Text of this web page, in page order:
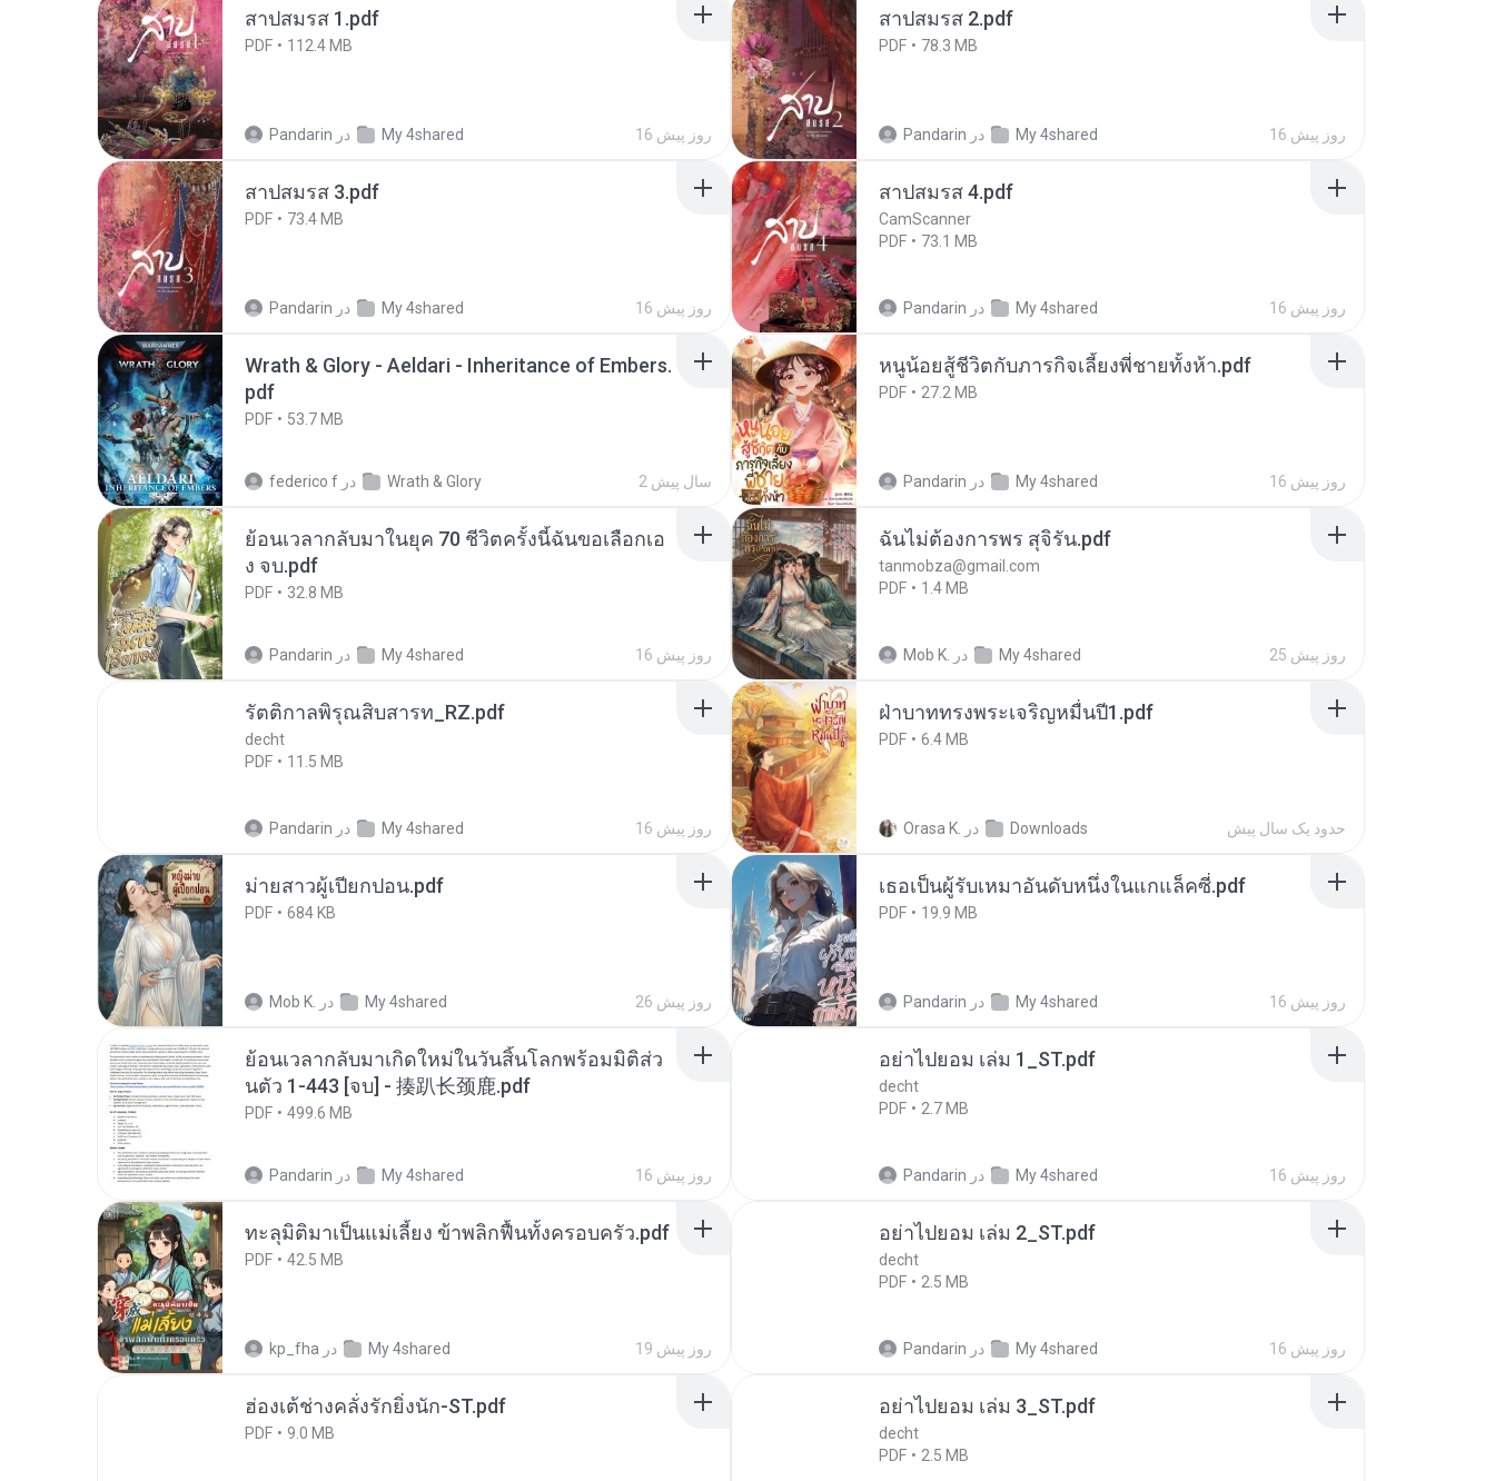
สาปสมรส 1.pdf
PDF 112.4 MB
Pandarin در My 4shared 16 روز پیش
สาปสมรส 2.pdf
PDF 78.3 MB
Pandarin در My 4shared 16 روز پیش
สาปสมรส 3.pdf
PDF 73.4 MB
Pandarin در My 4shared 16 روز پیش
สาปสมรส 4.pdf
CamScanner
PDF
73.1 MB
Pandarin در My 4shared 16 روز پیش
Wrath & Glory - Aeldari - Inheritance of Embers.
pdf
PDF 53.7 MB
federico f در Wrath & Glory 2 سال پیش
หนูน้อยสู้ชีวิตกับภารกิจเลี้ยงพี่ชายทั้งห้า.pdf
PDF 27.2 MB
Pandarin در My 4shared 16 روز پیش
ย้อนเวลากลับมาในยุค 70 ชีวิตครั้งนี้ฉันขอเลือกเอ
ง จบ.pdf
PDF 32.8 MB
Pandarin در My 4shared 16 روز پیش
ฉันไม่ต้องการพร สุจิรัน.pdf
tanmobza@gmail.com
PDF
1.4 MB
Mob K. در My 4shared 25 روز پیش
รัตติกาลพิรุณสิบสารท_RZ.pdf
decht
PDF
11.5 MB
Pandarin در My 4shared 16 روز پیش
ฝ่าบาททรงพระเจริญหมื่นปี1.pdf
PDF 6.4 MB
Orasa K. در Downloads حدود یک سال پیش
ม่ายสาวผู้เปียกปอน.pdf
PDF 684 KB
Mob K. در My 4shared 26 روز پیش
เธอเป็นผู้รับเหมาอันดับหนึ่งในแกแล็คซี่.pdf
PDF 19.9 MB
Pandarin در My 4shared 16 روز پیش
ย้อนเวลากลับมาเกิดใหม่ในวันสิ้นโลกพร้อมมิติส่ว
นตัว 1-443 [จบ] - 揍趴长颈鹿.pdf
PDF 499.6 MB
Pandarin در My 4shared 16 روز پیش
อย่าไปยอม เล่ม 1_ST.pdf
decht
PDF
2.7 MB
Pandarin در My 4shared 16 روز پیش
ทะลุมิติมาเป็นแม่เลี้ยง ข้าพลิกฟื้นทั้งครอบครัว.pdf
PDF 42.5 MB
kp_fha در My 4shared 19 روز پیش
อย่าไปยอม เล่ม 2_ST.pdf
decht
PDF
2.5 MB
Pandarin در My 4shared 16 روز پیش
ฮ่องเต้ช่างคลั่งรักยิ่งนัก-ST.pdf
PDF 9.0 MB
อย่าไปยอม เล่ม 3_ST.pdf
decht
PDF
2.5 MB